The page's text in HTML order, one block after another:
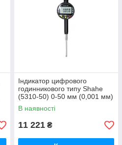
Індикатор цифрового
годинникового типу Shahe
(5310-50) 0-50 мм (0,001 мм)
без вушка
В наявності
11 221 ₴